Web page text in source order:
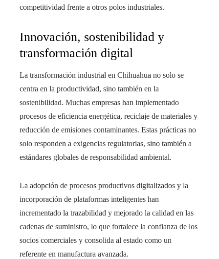
competitividad frente a otros polos industriales.
Innovación, sostenibilidad y
transformación digital
La transformación industrial en Chihuahua no solo se
centra en la productividad, sino también en la
sostenibilidad. Muchas empresas han implementado
procesos de eficiencia energética, reciclaje de materiales y
reducción de emisiones contaminantes. Estas prácticas no
solo responden a exigencias regulatorias, sino también a
estándares globales de responsabilidad ambiental.
La adopción de procesos productivos digitalizados y la
incorporación de plataformas inteligentes han
incrementado la trazabilidad y mejorado la calidad en las
cadenas de suministro, lo que fortalece la confianza de los
socios comerciales y consolida al estado como un
referente en manufactura avanzada.